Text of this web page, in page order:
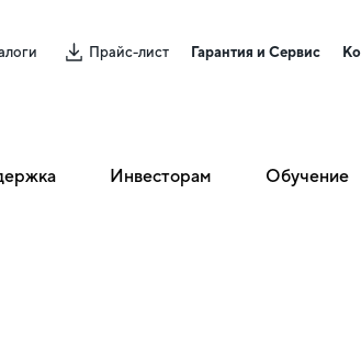
Прайс-лист Гарантия и Сервис
Инвесторам Обучение